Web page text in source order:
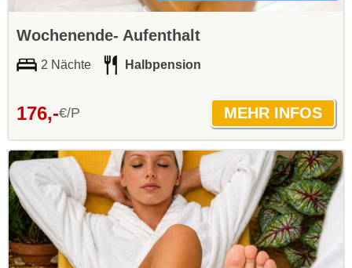
Wochenende- Aufenthalt
2 Nächte Halbpension
176,-€/P